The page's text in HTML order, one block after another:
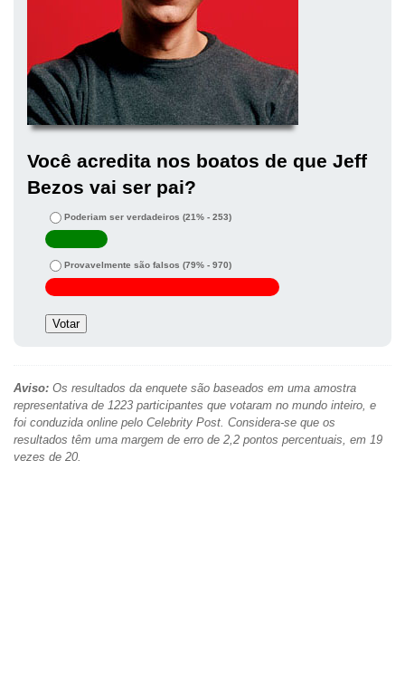
Você acredita nos boatos de que Jeff
Bezos vai ser pai?
Poderiam ser verdadeiros (21% - 253)
Provavelmente são falsos (79% - 970)
Aviso: Os resultados da enquete são baseados em uma amostra
representativa de 1223 participantes que votaram no mundo inteiro, e
foi conduzida online pelo Celebrity Post. Considera-se que os
resultados têm uma margem de erro de 2,2 pontos percentuais, em 19
vezes de 20.